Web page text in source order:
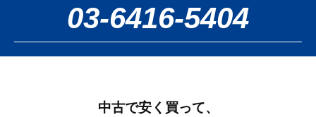
03-6416-5404
中古で安く買って、